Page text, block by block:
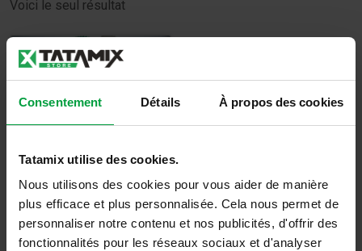
Consentement Détails À propos des cookies
Tatamix utilise des cookies.
Nous utilisons des cookies pour vous aider de manière
plus efficace et plus personnalisée. Cela nous permet de
personnaliser notre contenu et nos publicités, d'offrir des
fonctionnalités pour les réseaux sociaux et d'analyser
Voici le seul résultat